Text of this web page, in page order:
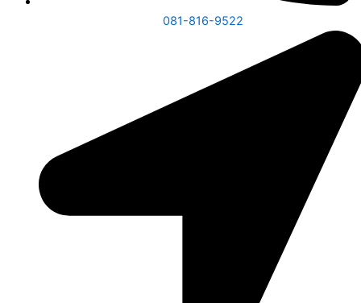
081-816-9522